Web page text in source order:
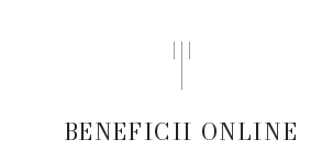
BENEFICII ONLINE